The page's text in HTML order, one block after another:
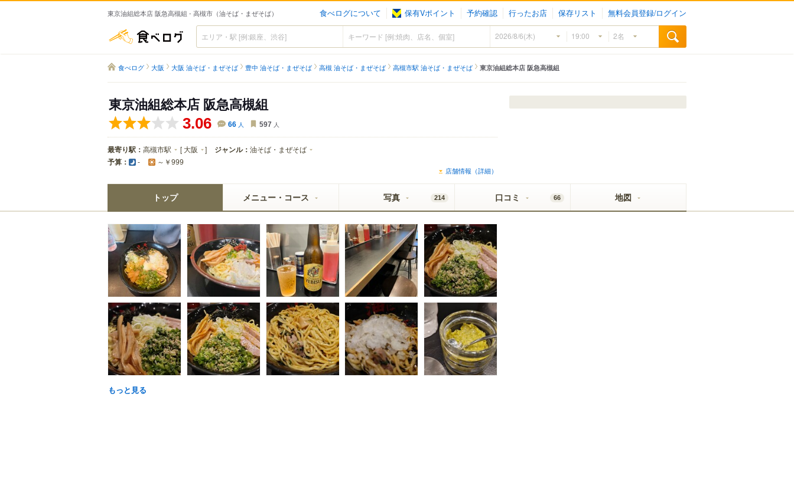
東京油組総本店 阪急高槻組 - 高槻市（油そば・まぜそば） 食べログについて 保有Vポイント 予約確認 行ったお店 保存リスト 無料会員登録/ログイン
食べログ
食べログ 大阪 大阪 油そば・まぜそば 豊中 油そば・まぜそば 高槻 油そば・まぜそば 高槻市駅 油そば・まぜそば 東京油組総本店 阪急高槻組
東京油組総本店 阪急高槻組
3.06 66 人 597 人
最寄り駅： 高槻市駅 [ 大阪 ] ジャンル： 油そば・まぜそば
予算： - ～￥999
店舗情報（詳細）
トップ メニュー・コース 写真 214 口コミ 66 地図
もっと見る